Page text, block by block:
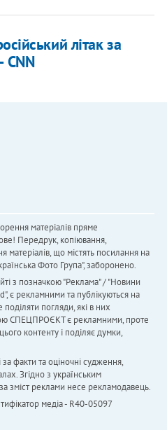
літак за
матеріалів пряме
Передрук, копіювання,
матеріалів, що містять посилання на
Фото Група", заборонено.
з позначкою "Реклама" / "Новини
є рекламними та публікуються на
погляди, які в них
СПЕЦПРОЄКТ є рекламними, проте
контенту і поділяє думки,
за факти та оціночні судження,
Згідно з українським
зміст реклами несе рекламодавець.
медіа - R40-05097